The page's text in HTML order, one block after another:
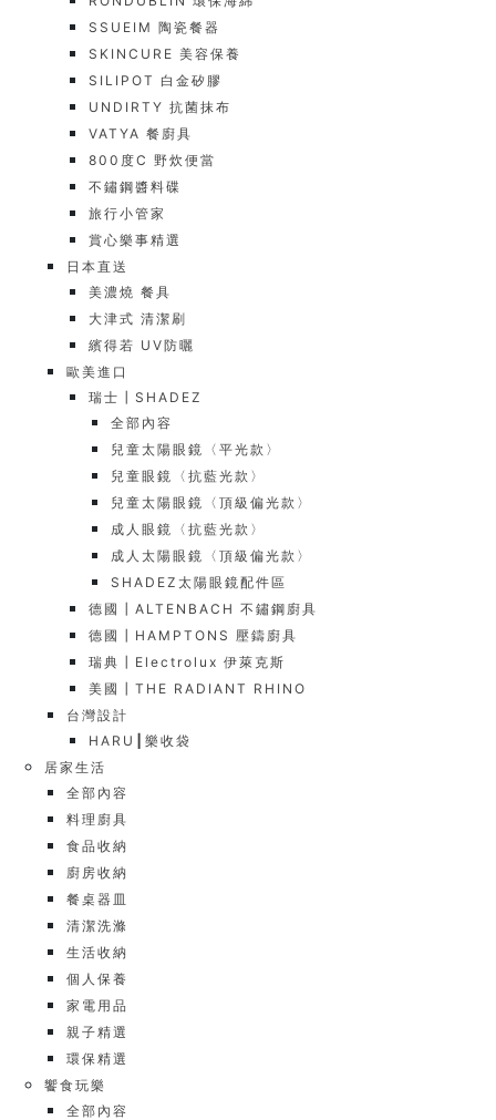
SSUEIM 陶瓷餐器
SKINCURE 美容保養
SILIPOT 白金矽膠
UNDIRTY 抗菌抹布
VATYA 餐廚具
800度C 野炊便當
不鏽鋼醬料碟
旅行小管家
賞心樂事精選
日本直送
美濃燒 餐具
大津式 清潔刷
繽得若 UV防曬
歐美進口
瑞士┃SHADEZ
全部內容
兒童太陽眼鏡〈平光款〉
兒童眼鏡〈抗藍光款〉
兒童太陽眼鏡〈頂級偏光款〉
成人眼鏡〈抗藍光款〉
成人太陽眼鏡〈頂級偏光款〉
SHADEZ太陽眼鏡配件區
德國┃ALTENBACH 不鏽鋼廚具
德國┃HAMPTONS 壓鑄廚具
瑞典┃Electrolux 伊萊克斯
美國┃THE RADIANT RHINO
台灣設計
HARU┃樂收袋
居家生活
全部內容
料理廚具
食品收納
廚房收納
餐桌器皿
清潔洗滌
生活收納
個人保養
家電用品
親子精選
環保精選
饗食玩樂
全部內容